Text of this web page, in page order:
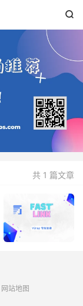

共 1 篇文章
网站地图